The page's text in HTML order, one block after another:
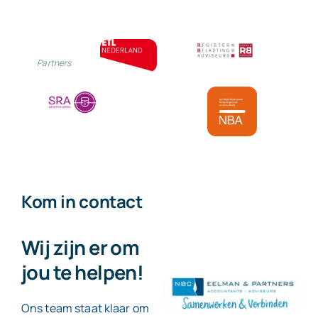
Partners
Kom in contact
Wij zijn er om
jou te helpen!
Ons team staat klaar om